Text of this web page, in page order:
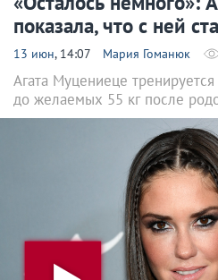
показала, что с ней
13 июн, 14:07 Мария Гоманюк
Агата Муцениеце
до желаемых 55 кг после